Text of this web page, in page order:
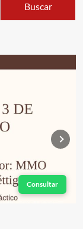
Buscar
Consultar